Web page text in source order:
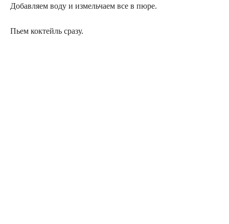
Добавляем воду и измельчаем все в пюре.
Пьем коктейль сразу.